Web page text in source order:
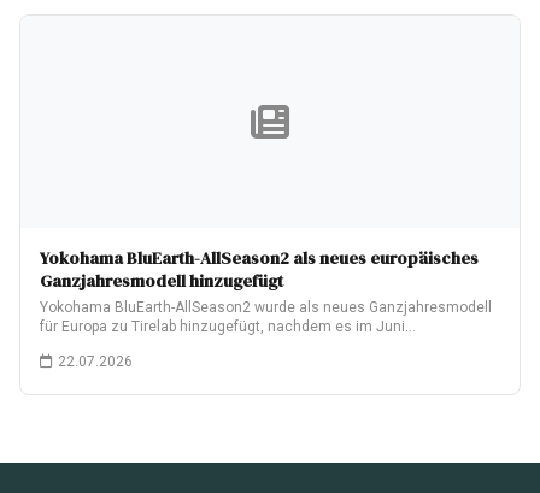
Yokohama BluEarth-AllSeason2 als neues europäisches
Ganzjahresmodell hinzugefügt
Yokohama BluEarth-AllSeason2 wurde als neues Ganzjahresmodell
für Europa zu Tirelab hinzugefügt, nachdem es im Juni…
22.07.2026